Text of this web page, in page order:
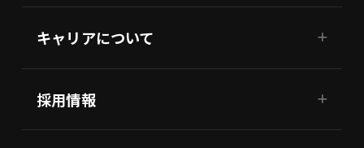
キャリアについて
採用情報